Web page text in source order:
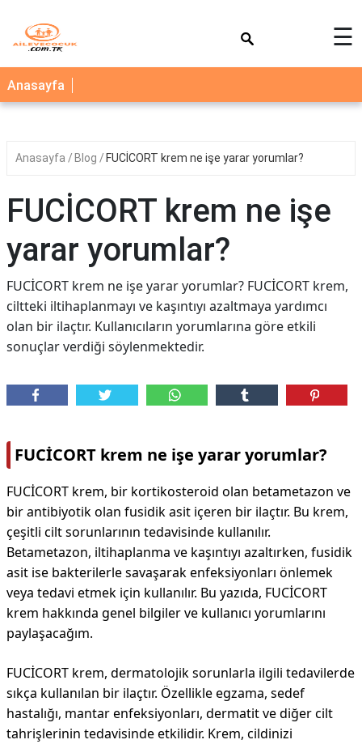
AİLE
ÇOCUK
SAĞLIK
BLOG
FAYDALI
BİLGİLER
YEMEK
TARİFLERİ
☰
Anasayfa
Anasayfa Blog FUCİCORT krem ne işe yarar yorumlar?
FUCİCORT krem ne işe
yarar yorumlar?
FUCİCORT krem ne işe yarar yorumlar? FUCİCORT krem,
ciltteki iltihaplanmayı ve kaşıntıyı azaltmaya yardımcı
olan bir ilaçtır. Kullanıcıların yorumlarına göre etkili
sonuçlar verdiği söylenmektedir.
FUCİCORT krem ne işe yarar yorumlar?
FUCİCORT krem, bir kortikosteroid olan betametazon ve
bir antibiyotik olan fusidik asit içeren bir ilaçtır. Bu krem,
çeşitli cilt sorunlarının tedavisinde kullanılır.
Betametazon, iltihaplanma ve kaşıntıyı azaltırken, fusidik
asit ise bakterilerle savaşarak enfeksiyonları önlemek
veya tedavi etmek için kullanılır. Bu yazıda, FUCİCORT
krem hakkında genel bilgiler ve kullanıcı yorumlarını
paylaşacağım.
FUCİCORT krem, dermatolojik sorunlarla ilgili tedavilerde
sıkça kullanılan bir ilaçtır. Özellikle egzama, sedef
hastalığı, mantar enfeksiyonları, dermatit ve diğer cilt
tahrişlerinin tedavisinde etkilidir. Krem, cildinizi